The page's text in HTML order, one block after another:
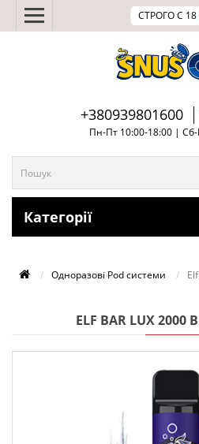
СТРОГО С 18
+380939801600
Пн-Пт 10:00-18:00 |
Категорії
Одноразові Pod системи
ELF BAR LUX 2000